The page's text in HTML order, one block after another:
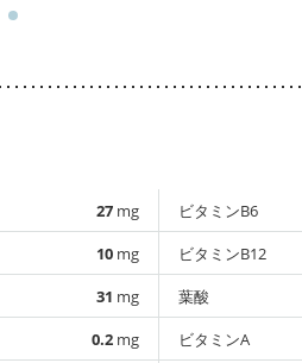
27 mg
10 mg
31 mg
0.2 mg
ビタミンB6
ビタミンB12
葉酸
ビタミンA